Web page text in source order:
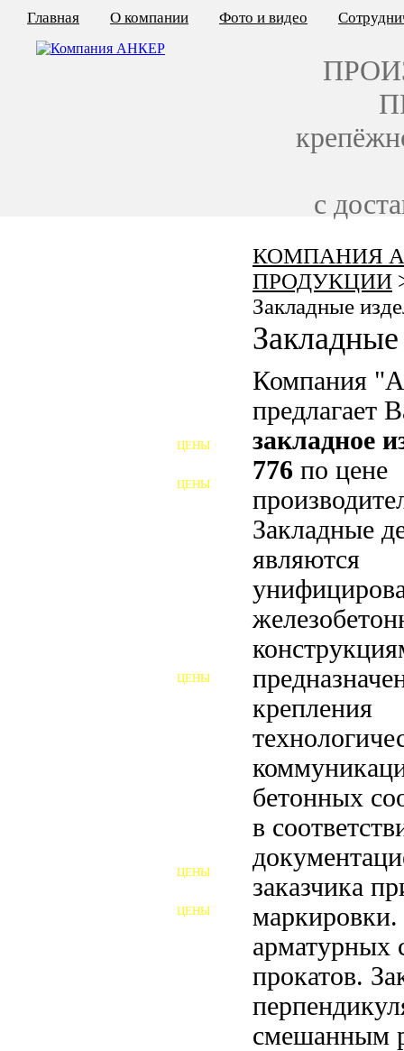
КОМПАНИЯ
ПРОДУКЦИИ
Закладные
Компания
предлагает
закладное
776 по цене
Закладные
являются
крепления
бетонных
в
заказчика
маркировки.
арматурных
прокатов.
смешанным
ЦЕНЫ
ЦЕНЫ
ШАЙБЫ ФУНДАМЕНТНЫЕ
ЦЕНЫ
ЦЕНЫ
ЦЕНЫ
Главная О компании Фото и видео
с